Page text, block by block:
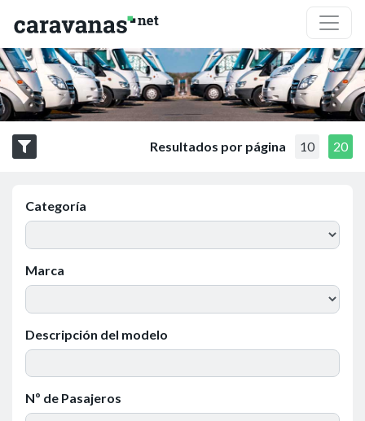
Resultados por página 10 20
Categoría
Marca
Descripción del modelo
Nº de Pasajeros